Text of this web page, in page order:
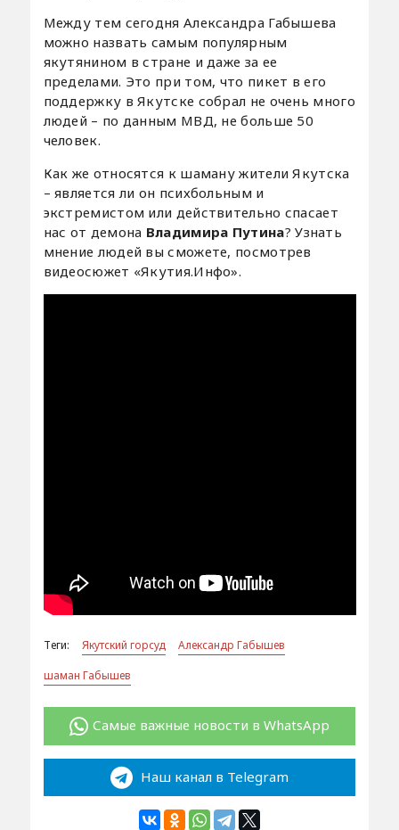
Между тем сегодня Александра Габышева
можно назвать самым популярным
якутянином в стране и даже за ее
пределами. Это при том, что пикет в его
поддержку в Якутске собрал не очень много
людей – по данным МВД, не больше 50
человек.
Как же относятся к шаману жители Якутска
– является ли он психбольным и
экстремистом или действительно спасает
нас от демона Владимира Путина? Узнать
мнение людей вы сможете, посмотрев
видеосюжет «Якутия.Инфо».
Теги: Якутский горсуд
Александр Габышев
шаман Габышев
Самые важные новости в WhatsApp
Наш канал в Telegram